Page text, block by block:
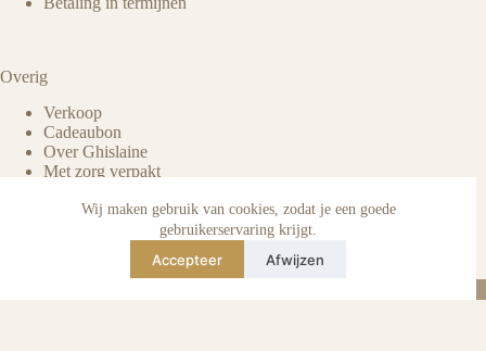
Wij maken gebruik van cookies, zodat je een goede
gebruikerservaring krijgt.
Accepteer Afwijzen
Overig
Verkoop
Cadeaubon
Over Ghislaine
Met zorg verpakt
Verzorging & onderhoud
Echtheid van reviews